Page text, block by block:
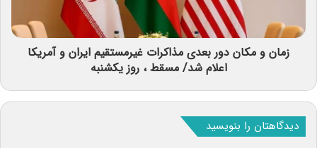
زمان و مکان دور بعدی مذاکرات غیرمستقیم ایران و آمریکا
اعلام شد/ مسقط ، روز یکشنبه
دیدگاهتان را بنویسید